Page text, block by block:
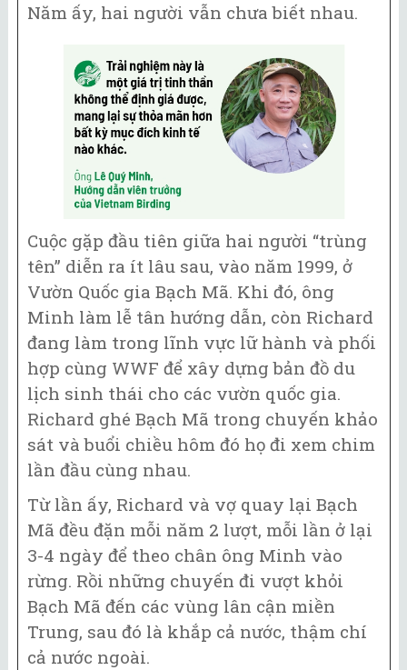
Năm ấy, hai người vẫn chưa biết nhau.
Cuộc gặp đầu tiên giữa hai người “trùng
tên” diễn ra ít lâu sau, vào năm 1999, ở
Vườn Quốc gia Bạch Mã. Khi đó, ông
Minh làm lễ tân hướng dẫn, còn Richard
đang làm trong lĩnh vực lữ hành và phối
hợp cùng WWF để xây dựng bản đồ du
lịch sinh thái cho các vườn quốc gia.
Richard ghé Bạch Mã trong chuyến khảo
sát và buổi chiều hôm đó họ đi xem chim
lần đầu cùng nhau.
Từ lần ấy, Richard và vợ quay lại Bạch
Mã đều đặn mỗi năm 2 lượt, mỗi lần ở lại
3-4 ngày để theo chân ông Minh vào
rừng. Rồi những chuyến đi vượt khỏi
Bạch Mã đến các vùng lân cận miền
Trung, sau đó là khắp cả nước, thậm chí
cả nước ngoài.